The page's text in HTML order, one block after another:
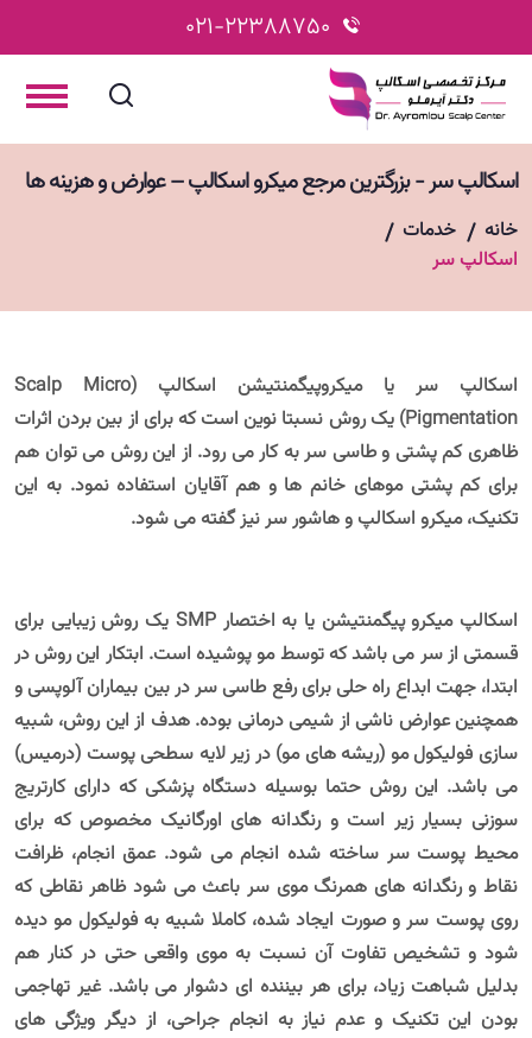
021-22388750
اسکالپ سر - بزرگترین مرجع میکرو اسکالپ – عوارض و هزینه ها
خانه
خدمات
اسکالپ سر
اسکالپ سر یا میکروپیگمنتیشن اسکالپ (Scalp Micro
Pigmentation) یک روش نسبتا نوین است که برای از بین بردن اثرات
ظاهری کم پشتی و طاسی سر به کار می رود. از این روش می توان هم
برای کم پشتی موهای خانم ها و هم آقایان استفاده نمود. به این
تکنیک، میکرو اسکالپ و هاشور سر نیز گفته می شود.
اسکالپ میکرو پیگمنتیشن یا به اختصار SMP یک روش زیبایی براى
قسمتى از سر می باشد که توسط مو پوشیده است. ابتکار این روش در
ابتدا، جهت ابداع راه حلى براى رفع طاسی سر در بین بیماران آلوپسی و
همچنین عوارض ناشی از شیمی درمانی بوده. هدف از این روش، شبیه
سازى فولیکول مو (ریشه های مو) در زیر لایه سطحی پوست (درمیس)
می باشد. این روش حتما بوسیله دستگاه پزشکى که داراى کارتریج
سوزنى بسیار زیر است و رنگدانه هاى اورگانیک مخصوص که براى
محیط پوست سر ساخته شده انجام می شود. عمق انجام، ظرافت
نقاط و رنگدانه های همرنگ موى سر باعث می شود ظاهر نقاطی که
روى پوست سر و صورت ایجاد شده، کاملا شبیه به فولیکول مو دیده
شود و تشخیص تفاوت آن نسبت به موی واقعی حتی در کنار هم
بدلیل شباهت زیاد، براى هر بیننده اى دشوار می باشد. غیر تهاجمی
بودن این تکنیک و عدم نیاز به انجام جراحی، از دیگر ویژگی های